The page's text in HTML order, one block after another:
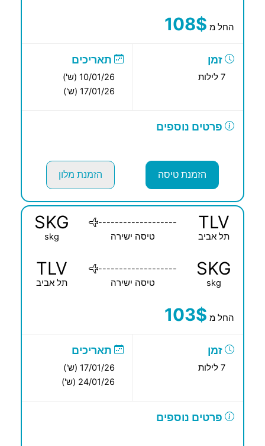
החל מ 108$
זמן תאריכים
10/01/26 (ש')
17/01/26 (ש')
פרטים נוספים
הזמנת טיסה הזמנת מלון
TLV
תל אביב
-------------------
טיסה ישירה
SKG
skg
SKG
skg
-------------------
טיסה ישירה
TLV
תל אביב
החל מ 103$
זמן תאריכים
17/01/26 (ש')
24/01/26 (ש')
פרטים נוספים